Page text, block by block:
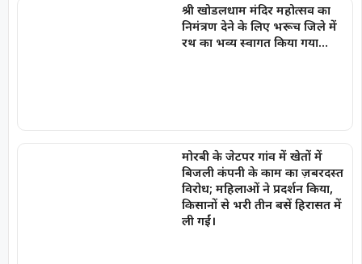
श्री खोडलधाम मंदिर महोत्सव का
निमंत्रण देने के लिए भरूच जिले में
रथ का भव्य स्वागत किया गया…
मोरबी के जेटपर गांव में खेतों में
बिजली कंपनी के काम का ज़बरदस्त
विरोध; महिलाओं ने प्रदर्शन किया,
किसानों से भरी तीन बसें हिरासत में
ली गईं।